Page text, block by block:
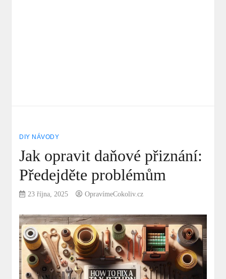
DIY NÁVODY
Jak opravit daňové přiznání:
Předejděte problémům
23 října, 2025 OpravímeCokoliv.cz